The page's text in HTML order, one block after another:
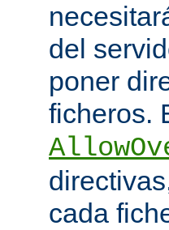
del
poner
ficheros.
cada